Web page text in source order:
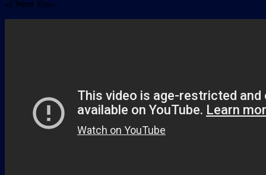
«I Want You»